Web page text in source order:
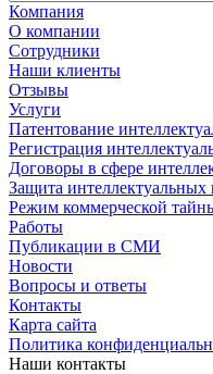
Компания
О компании
Сотрудники
Наши клиенты
Отзывы
Услуги
Патентование
Регистрация
Договоры в сфере
Защита интеллектуальных
Режим коммерческой
Работы
Публикации в СМИ
Новости
Вопросы и ответы
Контакты
Карта сайта
Политика
Наши контакты